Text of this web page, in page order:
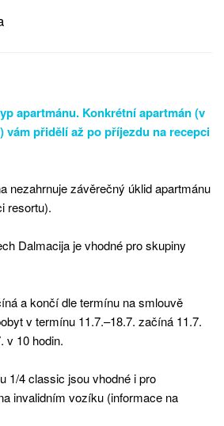
apartmánu. Konkrétní apartmán (v
vám přidělí až po příjezdu na recepci
nezahrnuje závěrečný úklid apartmánu
resortu).
Dalmacija je vhodné pro skupiny
a končí dle termínu na smlouvě
v termínu 11.7.–18.7. začíná 11.7.
v 10 hodin.
1/4 classic jsou vhodné i pro
invalidním vozíku (informace na